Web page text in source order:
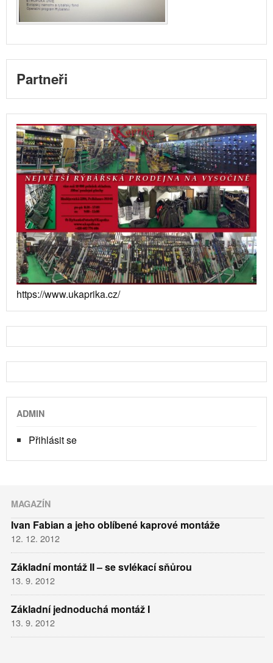
Partneři
https://www.ukaprika.cz/
ADMIN
Přihlásit se
MAGAZÍN
Ivan Fabian a jeho oblíbené kaprové montáže
12. 12. 2012
Základní montáž II – se svlékací sňůrou
13. 9. 2012
Základní jednoduchá montáž I
13. 9. 2012